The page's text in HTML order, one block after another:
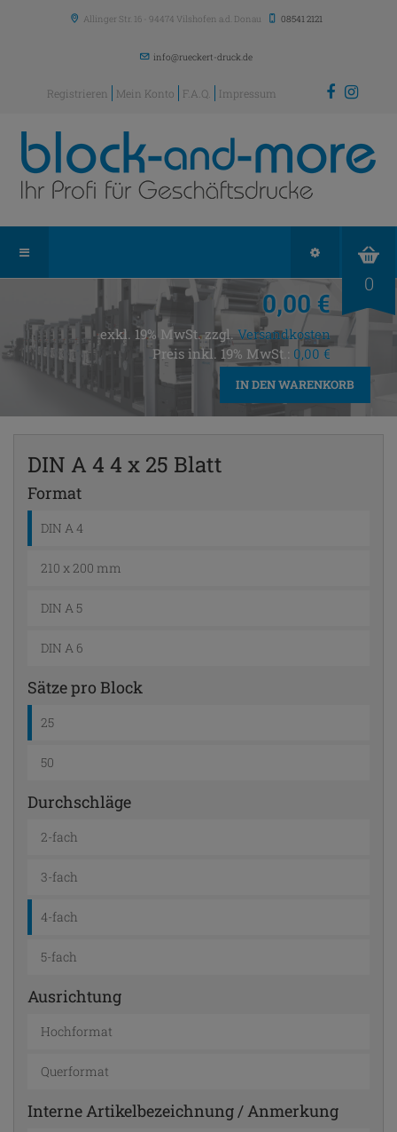
Allinger Str. 16 94474 Vilshofen a.d. Donau 08541 2121
info@rueckert-druck.de
Registrieren Mein Konto F.A.Q. Impressum
0
0,00 €
exkl. 19% MwSt. zzgl. Versandkosten
Preis inkl. 19% MwSt.: 0,00 €
IN DEN WARENKORB
DIN A 4 4 x 25 Blatt
Format
DIN A 4
210 x 200 mm
DIN A 5
DIN A 6
Sätze pro Block
25
50
Durchschläge
2-fach
3-fach
4-fach
5-fach
Ausrichtung
Hochformat
Querformat
Interne Artikelbezeichnung / Anmerkung